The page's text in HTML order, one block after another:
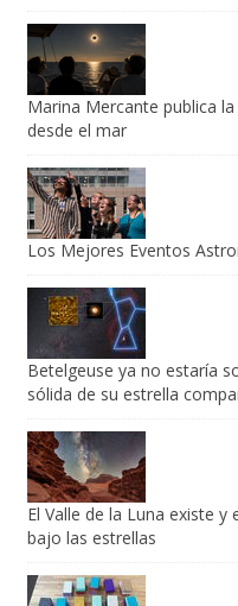
Marina Mercante publica
desde el mar
Los Mejores Eventos
Betelgeuse ya no estaría
sólida de su estrella
El Valle de la Luna existe y
bajo las estrellas